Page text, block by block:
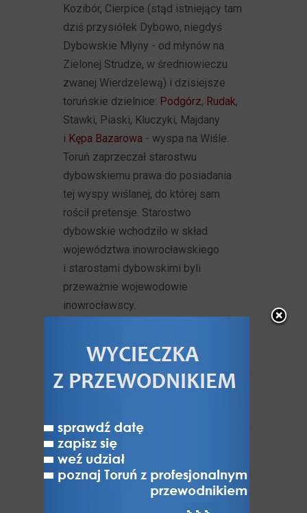
Kozibór, Cierpice (stąd istniejący tam
dziś przysiółek Dybowo, niegdyś
Dybowskie Młyny - od młynów na
Zielonej Strudze, w średniowieczu
zwanej Wierdzelewą) i dzisiejsze
toruńskie dzielnice: Podgórz, Rudak,
Stawki, Piaski, Kluczyki, Majdany
i Kępa Bazarowa - wyspa na Wiśle.
Toruń zaprzeczał starostwu
dybowskiemu prawa do posiadania
tej wyspy wiślanej, do której sam
rościł pretensje. Starostwo
dybowskie wchodziło w skład
województwa inowrocławskiego
i starostami dybowskimi byli
przeważnie wojewodowie
inowrocławscy.
jego powstaniu, wyrosła wkrótce
polska osada kupiecka, która szybko
Nieszawą lub Dybowem, stanowiące
groźną konkurencję handlową dla
kupiectwa toruńskiego, co w 1460
roku było przyczyną przeniesienia
Nieszawy w obecne miejsce przez